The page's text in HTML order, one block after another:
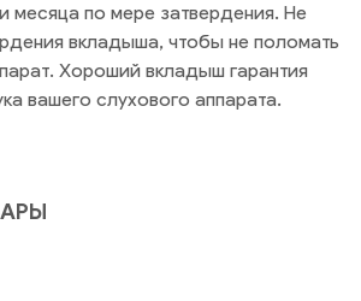
месяца по мере затвердения. Не
вкладыша, чтобы не поломать
Хороший вкладыш гарантия
вашего слухового аппарата.